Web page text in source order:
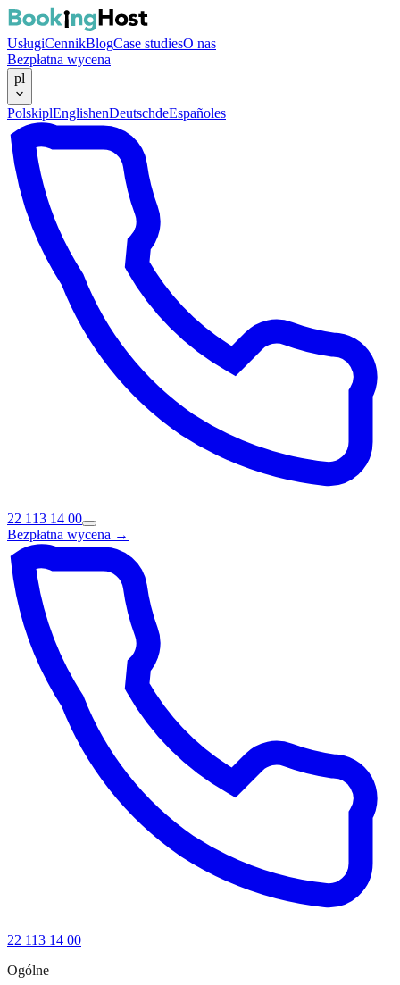
UsługiCennikBlogCase studiesO nas
Bezpłatna wycena
pl
PolskiplEnglishenDeutschdeEspañoles
22 113 14 00
Bezpłatna wycena →
22 113 14 00
Ogólne